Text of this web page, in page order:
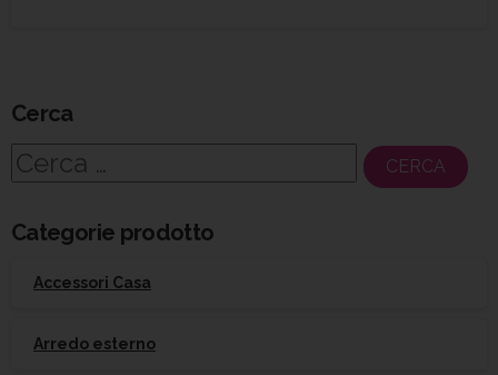
Cerca
Ricerca
Categorie prodotto
Accessori Casa
Arredo esterno